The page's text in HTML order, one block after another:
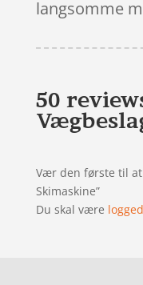
langsomme
50
Vær den første til at
Skimaskine”
Du skal være